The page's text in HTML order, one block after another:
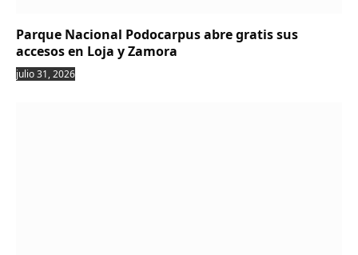
Parque Nacional Podocarpus abre gratis sus
accesos en Loja y Zamora
julio 31, 2026